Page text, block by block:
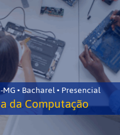
• Bacharel • Presencial
da Computação